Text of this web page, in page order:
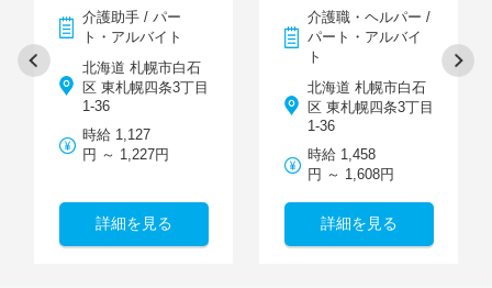
介護助手 / パー
ト・アルバイト
北海道 札幌市白石
区 東札幌四条3丁目
1-36
時給 1,127
円 ～ 1,227円
詳細を見る
介護職・ヘルパー /
パート・アルバイ
ト
北海道 札幌市白石
区 東札幌四条3丁目
1-36
時給 1,458
円 ～ 1,608円
詳細を見る